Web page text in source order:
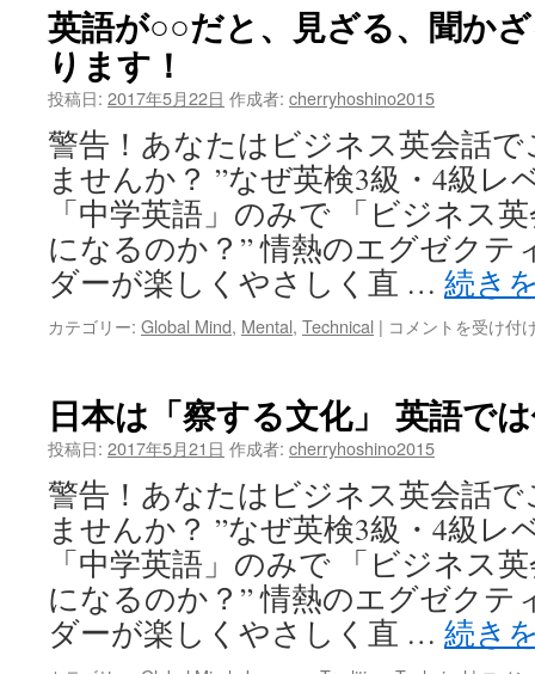
ジ
ネ
話
プ
ロ
グ
ラ
ム
は
け
容
の
な
い
会
話
を
目
指
し
て
せ
ん
か？
は
英語が○○だと、見ざる、聞か
ります！
投稿日: 2017年5月22日 作成者: cherryhoshino2015
警告！あなたはビジネス英会話
ませんか？ ”なぜ英検3級・4級レ
「中学英語」のみで 「ビジネス
になるのか？” 情熱のエグゼクテ
ダーが楽しくやさしく直 … 続き
カテゴリー: Global Mind, Mental, Technical | 英
○○
だ
と、
ざ
る、
聞
か
ざ
る、
言
コメントを受け付
日本は「察する文化」 英語で
投稿日: 2017年5月21日 作成者: cherryhoshino2015
警告！あなたはビジネス英会話
ませんか？ ”なぜ英検3級・4級レ
「中学英語」のみで 「ビジネス
になるのか？” 情熱のエグゼクテ
ダーが楽しくやさしく直 … 続き